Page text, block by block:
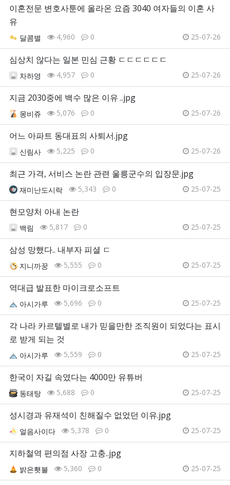
이혼전문 변호사툰에 올라온 요즘 3040 여자들의 이혼 사
유
달콤별 4,960 0 25-07-26
심상치 않다는 일본 민심 근황 ㄷㄷㄷㄷㄷㄷ
차하영 4,957 0 25-07-26
지금 2030중에 백수 많은 이유 ..jpg
몽비쥬 5,076 0 25-07-26
어느 아파트 동대표의 사퇴서.jpg
신림사 5,225 0 25-07-26
최근 가격, 서비스 논란 관련 울릉군수의 입장문.jpg
재미난도시락 5,343 0 25-07-25
현모양처 아내 논란
백림 5,817 0 25-07-25
삼성 망했다.. 내부자 피셜 ㄷ
지니까꿍 5,555 0 25-07-25
역대급 발표한 마이크로소프트
아시가루 5,696 0 25-07-25
각 나라 카르텔별로 내가 믿을만한 조직원이 되었다는 표시
로 받게 되는 것
아시가루 5,559 0 25-07-25
한국이 자길 속였다는 4000만 유튜버
동태탕 5,688 0 25-07-25
성시경과 유재석이 친해질수 없었던 이유.jpg
얼음사이다 5,378 0 25-07-25
지하철역 편의점 사장 고충..jpg
밝은횃불 5,360 0 25-07-25